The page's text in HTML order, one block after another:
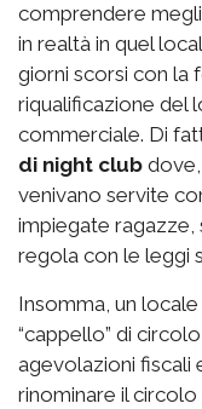
comprendere
in realtà in quel
giorni scorsi con la
riqualificazione del
commerciale. Di
di night club
venivano servite
impiegate ragazze,
regola con le leggi
Insomma, un
“cappello” di
agevolazioni fiscali
rinominare il